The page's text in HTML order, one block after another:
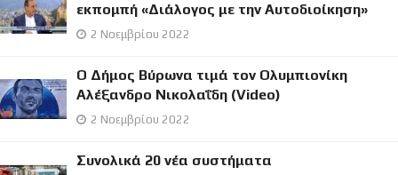
εκπομπή «Διάλογος με την Αυτοδιοίκηση»
2 Νοεμβρίου 2022
Ο Δήμος Βύρωνα τιμά τον Ολυμπιονίκη
Αλέξανδρο Νικολαΐδη (Video)
2 Νοεμβρίου 2022
Συνολικά 20 νέα συστήματα